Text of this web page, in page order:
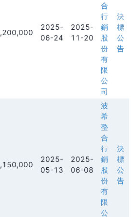
2025-
06-24
2025-
11-20
合
行
銷
股
份
有
限
公
司
決
標
公
告
2025-
05-13
2025-
06-08
波
希
整
合
行
銷
股
份
有
限
公
決
標
公
告